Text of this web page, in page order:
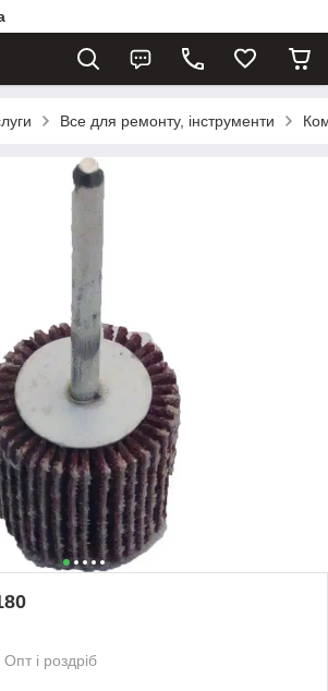
Все для ремонту, інструменти
Опт і роздріб